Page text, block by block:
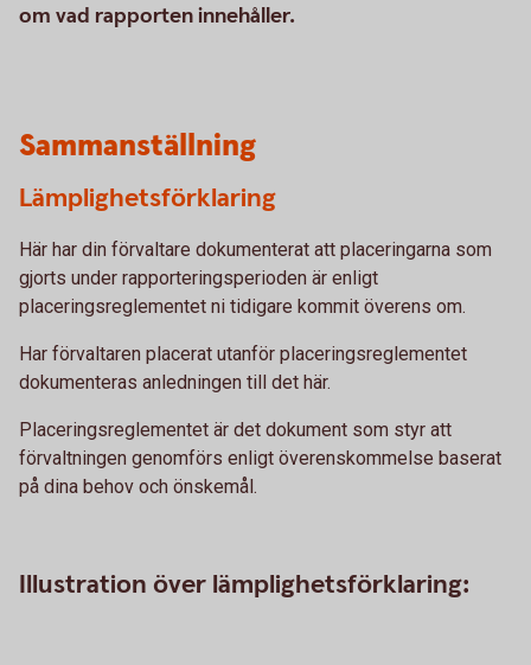
om vad rapporten innehåller.
Sammanställning
Lämplighetsförklaring
Här har din förvaltare dokumenterat att placeringarna som
gjorts under rapporteringsperioden är enligt
placeringsreglementet ni tidigare kommit överens om.
Har förvaltaren placerat utanför placeringsreglementet
dokumenteras anledningen till det här.
Placeringsreglementet är det dokument som styr att
förvaltningen genomförs enligt överenskommelse baserat
på dina behov och önskemål.
Illustration över lämplighetsförklaring: